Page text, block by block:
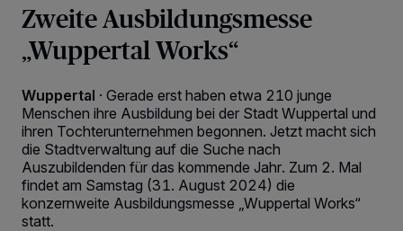
Zweite Ausbildungsmesse
„Wuppertal Works“
Wuppertal · Gerade erst haben etwa 210 junge
Menschen ihre Ausbildung bei der Stadt Wuppertal und
ihren Tochterunternehmen begonnen. Jetzt macht sich
die Stadtverwaltung auf die Suche nach
Auszubildenden für das kommende Jahr. Zum 2. Mal
findet am Samstag (31. August 2024) die
konzernweite Ausbildungsmesse „Wuppertal Works“
statt.